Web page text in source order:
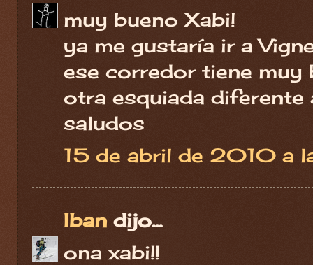
muy bueno Xabi!
ya me gustaría ir a
ese corredor tiene muy
otra esquiada diferente
saludos
15 de abril de 2010 a
Iban dijo...
ona xabi!!